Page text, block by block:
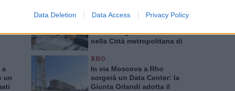
Data Deletion Data Access Privacy Policy
ECONOMIA
crescono gli avviamenti
nella Città metropolitana di
a
un
RHO
In via Moscova a Rho
sorgerà un Data Center: la
Giunta Orlandi adotta il